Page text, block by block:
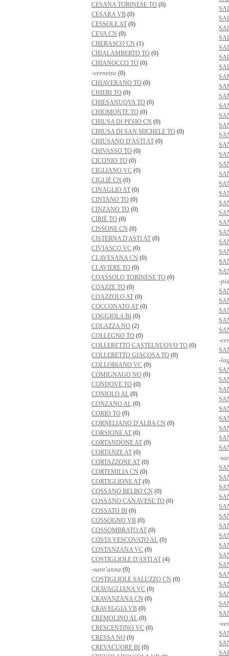
CESANA TORINESE TO (0)
CESARA VB (0)
CESSOLE AT (0)
CEVA CN (0)
CHERASCO CN (1)
CHIALAMBERTO TO (0)
CHIANOCCO TO (0)
-vernetto (0)
CHIAVERANO TO (0)
CHIERI TO (0)
CHIESANUOVA TO (0)
CHIOMONTE TO (0)
CHIUSA DI PESIO CN (0)
CHIUSA DI SAN MICHELE TO (0)
CHIUSANO D'ASTI AT (0)
CHIVASSO TO (0)
CICONIO TO (0)
CIGLIANO VC (0)
CIGLIÈ CN (0)
CINAGLIO AT (0)
CINTANO TO (0)
CINZANO TO (0)
CIRIÈ TO (0)
CISSONE CN (0)
CISTERNA D'ASTI AT (0)
CIVIASCO VC (0)
CLAVESANA CN (0)
CLAVIERE TO (0)
COASSOLO TORINESE TO (0)
COAZZE TO (0)
COAZZOLO AT (0)
COCCONATO AT (0)
COGGIOLA BI (0)
COLAZZA NO (2)
COLLEGNO TO (0)
COLLERETTO CASTELNUOVO TO (0)
COLLERETTO GIACOSA TO (0)
COLLOBIANO VC (0)
COMIGNAGO NO (0)
CONDOVE TO (0)
CONIOLO AL (0)
CONZANO AL (0)
CORIO TO (0)
CORNELIANO D'ALBA CN (0)
CORSIONE AT (0)
CORTANDONE AT (0)
CORTANZE AT (0)
CORTAZZONE AT (0)
CORTEMILIA CN (0)
CORTIGLIONE AT (0)
COSSANO BELBO CN (0)
COSSANO CANAVESE TO (0)
COSSATO BI (0)
COSSOGNO VB (0)
COSSOMBRATO AT (0)
COSTA VESCOVATO AL (0)
COSTANZANA VC (0)
COSTIGLIOLE D'ASTI AT (4)
-sant'anna (0)
COSTIGLIOLE SALUZZO CN (0)
CRAVAGLIANA VC (0)
CRAVANZANA CN (0)
CRAVEGGIA VB (0)
CREMOLINO AL (0)
CRESCENTINO VC (0)
CRESSA NO (0)
CREVACUORE BI (0)
-
-
-
-
-